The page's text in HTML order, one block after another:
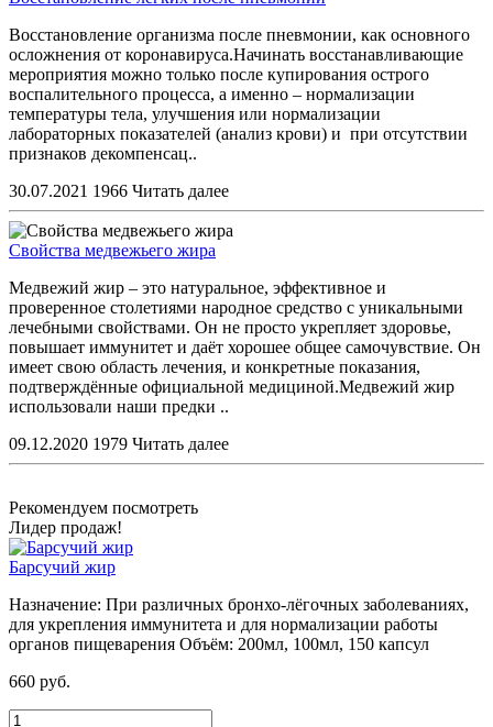
Восстановление организма после пневмонии, как основного
осложнения от коронавируса.Начинать восстанавливающие
мероприятия можно только после купирования острого
воспалительного процесса, а именно – нормализации
температуры тела, улучшения или нормализации
лабораторных показателей (анализ крови) и при отсутствии
признаков декомпенсац..
30.07.2021 1966 Читать далее
Свойства медвежьего жира
Медвежий жир – это натуральное, эффективное и
проверенное столетиями народное средство с уникальными
лечебными свойствами. Он не просто укрепляет здоровье,
повышает иммунитет и даёт хорошее общее самочувствие. Он
имеет свою область лечения, и конкретные показания,
подтверждённые официальной медициной.Медвежий жир
использовали наши предки ..
09.12.2020 1979 Читать далее
Рекомендуем посмотреть
Лидер продаж!
Барсучий жир
Назначение: При различных бронхо-лёгочных заболеваниях,
для укрепления иммунитета и для нормализации работы
органов пищеварения Объём: 200мл, 100мл, 150 капсул
660 руб.